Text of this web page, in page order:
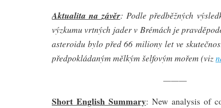
Aktualita na závěr: Podle předběžných
výzkumu vrtných jader v Brémách je
asteroidu bylo před 66 miliony let ve
předpokládaným mělkým šelfovým mořem (viz
———
Short English Summary: New analysis of